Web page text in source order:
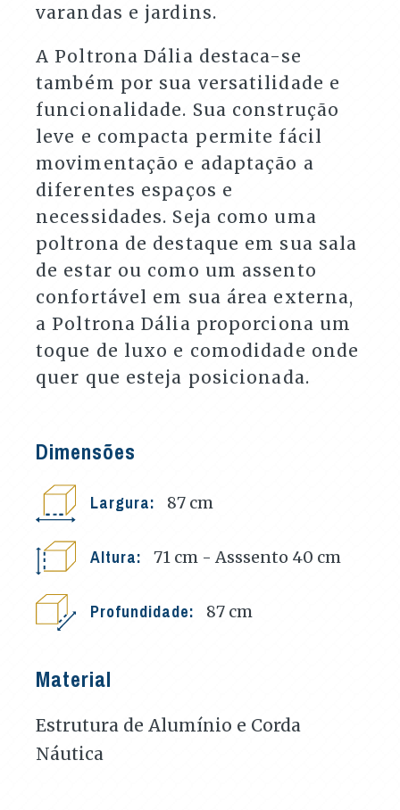
varandas e jardins.
A Poltrona Dália destaca-se
também por sua versatilidade e
funcionalidade. Sua construção
leve e compacta permite fácil
movimentação e adaptação a
diferentes espaços e
necessidades. Seja como uma
poltrona de destaque em sua sala
de estar ou como um assento
confortável em sua área externa,
a Poltrona Dália proporciona um
toque de luxo e comodidade onde
quer que esteja posicionada.
Dimensões
Largura: 87 cm
Altura: 71 cm - Asssento 40 cm
Profundidade: 87 cm
Material
Estrutura de Alumínio e Corda
Náutica